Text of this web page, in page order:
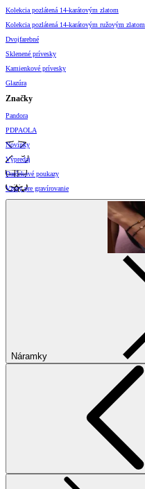
Kolekcia pozlátená 14-karátovým zlatom
Kolekcia pozlátená 14-karátovým ružovým zlatom
Dvojfarebné
Sklenené prívesky
Kamienkové prívesky
Glazúra
Značky
Pandora
PDPAOLA
Novinky
Výpredaj
Darčekové poukazy
Vzory pre gravírovanie
Náramky